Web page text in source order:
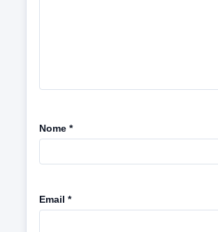
Nome *
Email *